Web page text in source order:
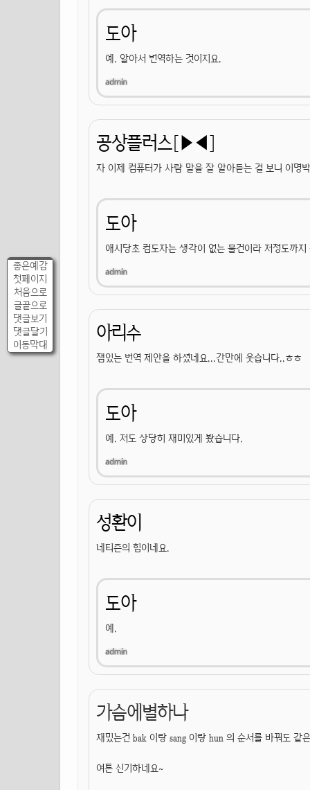
좋은예감
첫페이지
처음으로
글끝으로
댓글보기
댓글달기
이동막대
도아
예. 알아서 번역하는 것이지요.
공상플러스[▶◀]
자 이제 컴퓨터가 사람 말을 잘 알아듣는 걸 보니 이명
도아
애시당초 컴도자는 생각이 없는 물건이라 저정도까
아리수
잼있는 번역 제안을 하셨네요...간만에 웃습니다..ㅎㅎ
도아
예. 저도 상당히 재미있게 봤습니다.
성환이
네티즌의 힘이네요.
도아
예.
가슴에별하나
재밌는건 bak 이랑 sang 이랑 hun 의 순서를 바꿔도
여튼 신기하네요~